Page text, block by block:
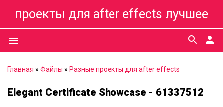
проекты для after effects лучшее
menu person
search
Главная » Файлы » Разные проекты для after effects
Elegant Certificate Showcase - 61337512